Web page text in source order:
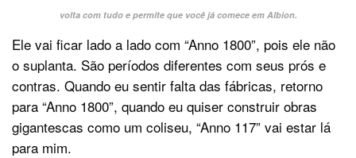
volta com tudo e permite que você já comece em Albion.
Ele vai ficar lado a lado com “Anno 1800”, pois ele não
o suplanta. São períodos diferentes com seus prós e
contras. Quando eu sentir falta das fábricas, retorno
para “Anno 1800”, quando eu quiser construir obras
gigantescas como um coliseu, “Anno 117” vai estar lá
para mim.